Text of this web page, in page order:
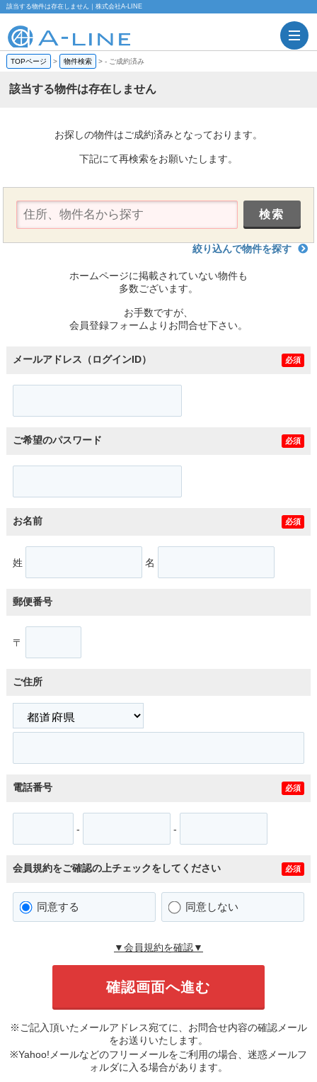
該当する物件は存在しません｜株式会社A-LINE
TOPページ > 物件検索 >- ご成約済み
該当する物件は存在しません
お探しの物件はご成約済みとなっております。
下記にて再検索をお願いたします。
絞り込んで物件を探す
ホームページに掲載されていない物件も
多数ございます。
お手数ですが、
会員登録フォームよりお問合せ下さい。
メールアドレス（ログインID） 必須
ご希望のパスワード 必須
お名前 必須
姓 名
郵便番号
〒
ご住所
電話番号 必須
- -
会員規約をご確認の上チェックをしてください 必須
同意する 同意しない
▼会員規約を確認▼
※ご記入頂いたメールアドレス宛てに、お問合せ内容の確認メール
をお送りいたします。
※Yahoo!メールなどのフリーメールをご利用の場合、迷惑メールフ
ォルダに入る場合があります。